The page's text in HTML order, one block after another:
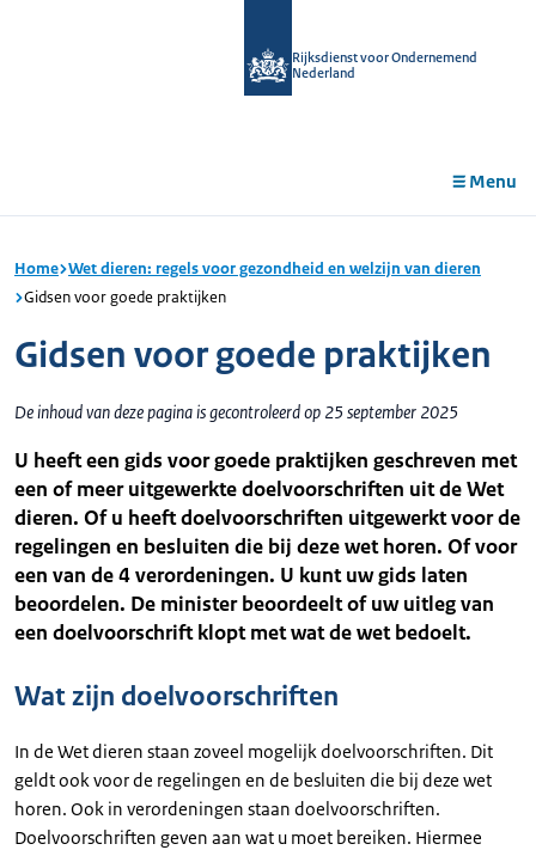
Rijksdienst voor Ondernemend
Nederland
Menu
Home Wet dieren: regels voor gezondheid en welzijn van dieren
Gidsen voor goede praktijken
Gidsen voor goede praktijken
De inhoud van deze pagina is gecontroleerd op 25 september 2025
U heeft een gids voor goede praktijken geschreven met
een of meer uitgewerkte doelvoorschriften uit de Wet
dieren. Of u heeft doelvoorschriften uitgewerkt voor de
regelingen en besluiten die bij deze wet horen. Of voor
een van de 4 verordeningen. U kunt uw gids laten
beoordelen. De minister beoordeelt of uw uitleg van
een doelvoorschrift klopt met wat de wet bedoelt.
Wat zijn doelvoorschriften
In de Wet dieren staan zoveel mogelijk doelvoorschriften. Dit
geldt ook voor de regelingen en de besluiten die bij deze wet
horen. Ook in verordeningen staan doelvoorschriften.
Doelvoorschriften geven aan wat u moet bereiken. Hiermee